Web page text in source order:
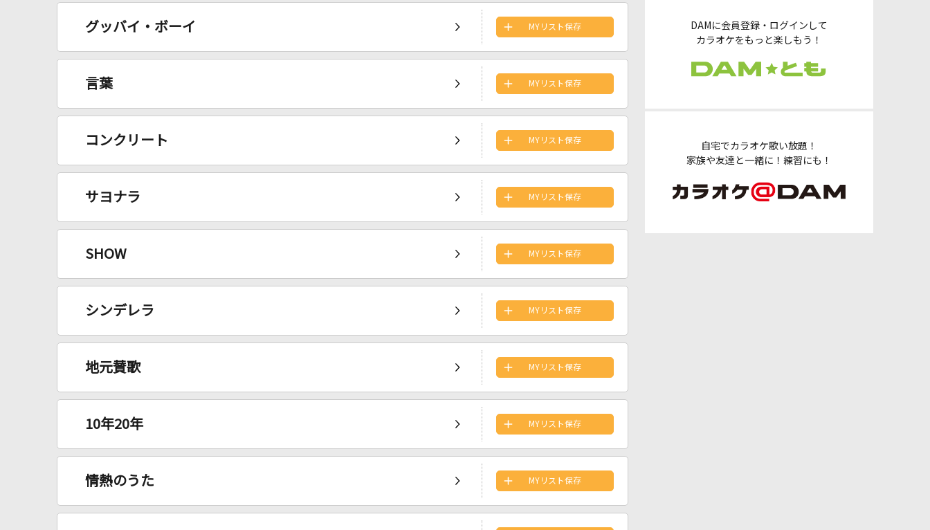
DAMに会員登録・ログインして
カラオケをもっと楽しもう！
自宅でカラオケ歌い放題！
家族や友達と一緒に！練習にも！
グッバイ・ボーイ MYリスト保存
言葉 MYリスト保存
コンクリート MYリスト保存
サヨナラ MYリスト保存
SHOW MYリスト保存
シンデレラ MYリスト保存
地元賛歌 MYリスト保存
10年20年 MYリスト保存
情熱のうた MYリスト保存